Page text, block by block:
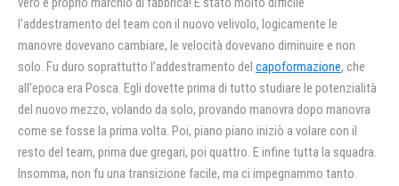
l’addestramento del team con il nuovo velivolo, logicamente le
manovre dovevano cambiare, le velocità dovevano diminuire e non
solo. Fu duro soprattutto l’addestramento del capoformazione, che
all’epoca era Posca. Egli dovette prima di tutto studiare le potenzialità
del nuovo mezzo, volando da solo, provando manovra dopo manovra
come se fosse la prima volta. Poi, piano piano iniziò a volare con il
resto del team, prima due gregari, poi quattro. E infine tutta la squadra.
Insomma, non fu una transizione facile, ma ci impegnammo tanto.